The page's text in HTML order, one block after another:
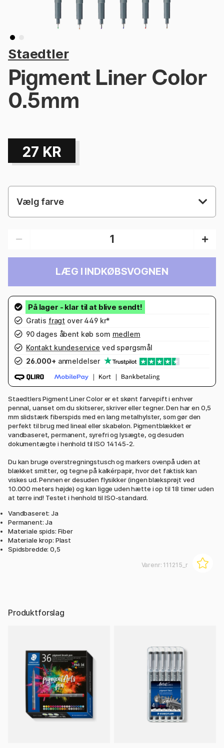
Staedtler
Pigment Liner Color
0.5mm
27 KR
Vælg farve
LÆG I INDKØBSVOGNEN
Gratis fragt over 449 kr*
90 dages åbent køb som medlem
Kontakt kundeservice ved spørgsmål
26.000+ anmeldelser
Staedtlers Pigment Liner Color er et skønt farvepift i enhver
pennal, uanset om du skitserer, skriver eller tegner. Den har en 0,5
mm slidstærk fiberspids med en lang metalhylster, som gør den
perfekt til brug med lineal eller skabelon. Pigmentblækket er
vandbaseret, permanent, syrefri og lysægte, og desuden
dokumentægte i henhold til ISO 14145-2.
Du kan bruge overstregningstusch og markers ovenpå uden at
blækket smitter, og tegne på kalkérpapir, hvor det faktisk kan
viskes ud. Pennen er desuden flysikker (ingen blæksprøjt ved
10.000 meters højde) og kan ligge uden hætte i op til 18 timer uden
at tørre ind! Testet i henhold til ISO-standard.
Vandbaseret: Ja
Permanent: Ja
Materiale spids: Fiber
Materiale krop: Plast
Spidsbredde: 0,5
Varenr: 111215_r
Produktforslag